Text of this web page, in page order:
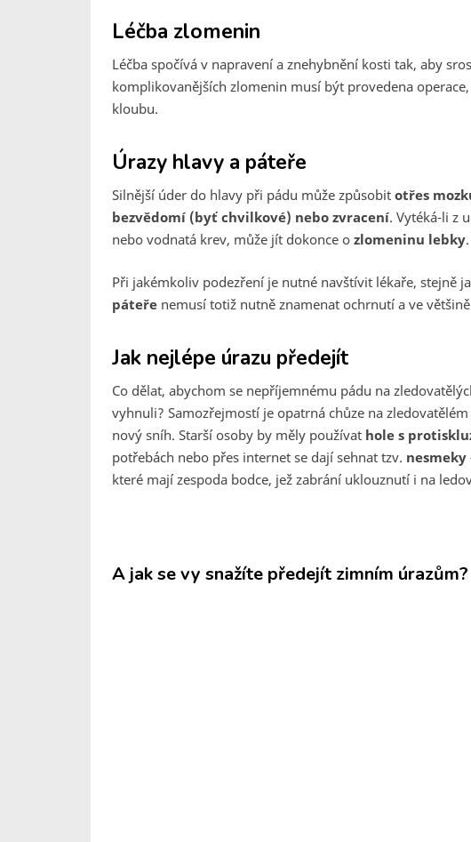
Léčba zlomenin
Léčba spočívá v napravení a znehybnění kosti tak, aby
komplikovanějších zlomenin musí být provedena
kloubu.
Úrazy hlavy a páteře
Silnější úder do hlavy při pádu může způsobit otřes
bezvědomí (byť chvilkové) nebo zvracení. Vytéká-li z
nebo vodnatá krev, může jít dokonce o zlomeninu lebky.
Při jakémkoliv podezření je nutné navštívit lékaře, stejně
páteře nemusí totiž nutně znamenat ochrnutí a ve
Jak nejlépe úrazu předejít
Co dělat, abychom se nepříjemnému pádu na
vyhnuli? Samozřejmostí je opatrná chůze na
nový sníh. Starší osoby by měly používat hole s
potřebách nebo přes internet se dají sehnat tzv. nesmeky
které mají zespoda bodce, jež zabrání uklouznutí i na
A jak se vy snažíte předejít zimním úrazům?